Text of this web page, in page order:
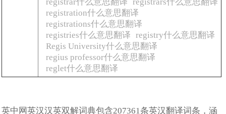
registrar什么意思翻译 registrars什么意思翻译
registration什么意思翻译
registrations什么意思翻译
registries什么意思翻译 registry什么意思翻译
Regis University什么意思翻译
regius professor什么意思翻译
reglet什么意思翻译
英中网英汉汉英双解词典包含207361条英汉翻译词条，涵